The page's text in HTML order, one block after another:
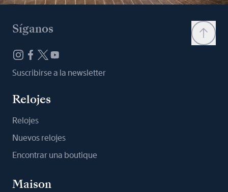
Síganos
Suscribirse a la newsletter
Relojes
Relojes
Nuevos relojes
Encontrar una boutique
Maison